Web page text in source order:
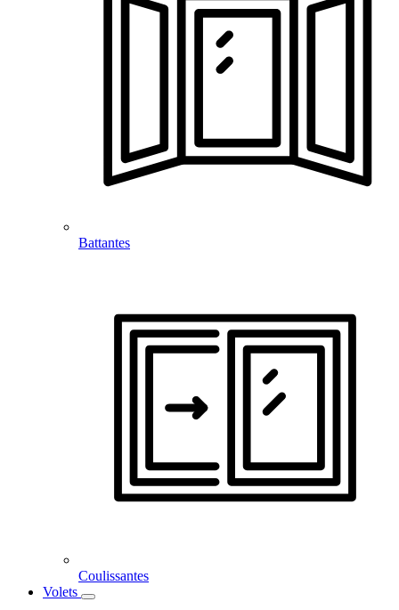
Battantes
Coulissantes
Volets